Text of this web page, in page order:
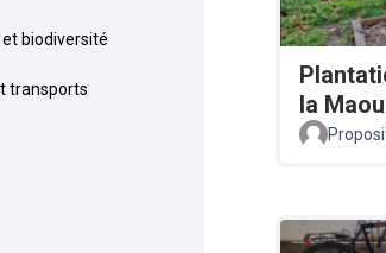
et biodiversité
transports
la